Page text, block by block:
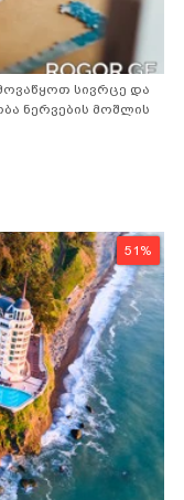
სივრცე და
ნერვების მოშლის
51%